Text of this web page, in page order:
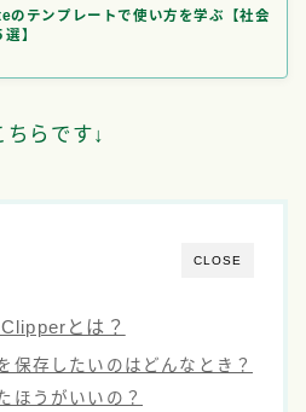
のテンプレートで使い方を学ぶ【社会
選】
ちらです↓
CLOSE
とは？
保存したいのはどんなとき？
ほうがいいの？